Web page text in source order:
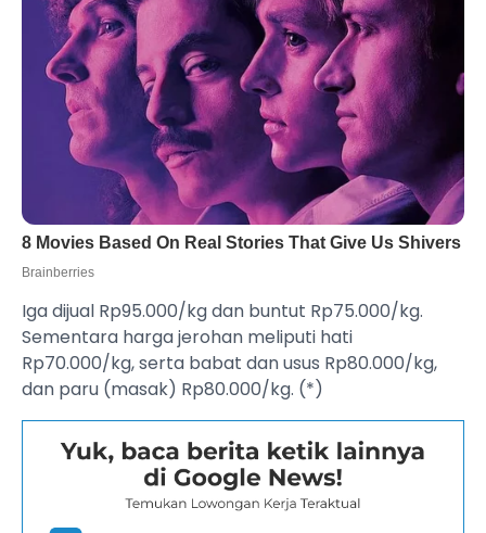
Iga dijual Rp95.000/kg dan buntut Rp75.000/kg.
Sementara harga jerohan meliputi hati
Rp70.000/kg, serta babat dan usus Rp80.000/kg,
dan paru (masak) Rp80.000/kg. (*)